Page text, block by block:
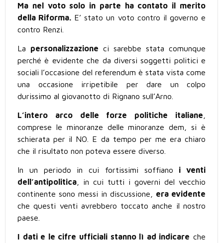
Ma nel voto solo in parte ha contato il merito
della Riforma. E’ stato un voto contro il governo e
contro Renzi.
La personalizzazione ci sarebbe stata comunque
perché è evidente che da diversi soggetti politici e
sociali l’occasione del referendum è stata vista come
una occasione irripetibile per dare un colpo
durissimo al giovanotto di Rignano sull’Arno.
L’intero arco delle forze politiche italiane
comprese le minoranze delle minoranze dem, si è
schierata per il NO. E da tempo per me era chiaro
che il risultato non poteva essere diverso.
In un periodo in cui fortissimi soffiano i venti
dell’antipolitica , in cui tutti i governi del vecchio
continente sono messi in discussione, era evidente
che questi venti avrebbero toccato anche il nostro
paese.
I dati e le cifre ufficiali stanno lì ad indicare che